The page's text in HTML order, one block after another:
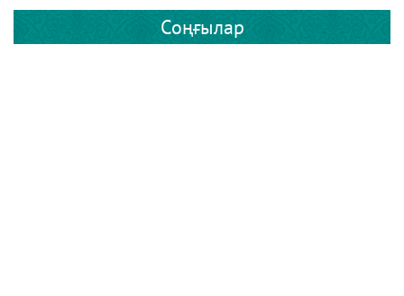
Соңғылар